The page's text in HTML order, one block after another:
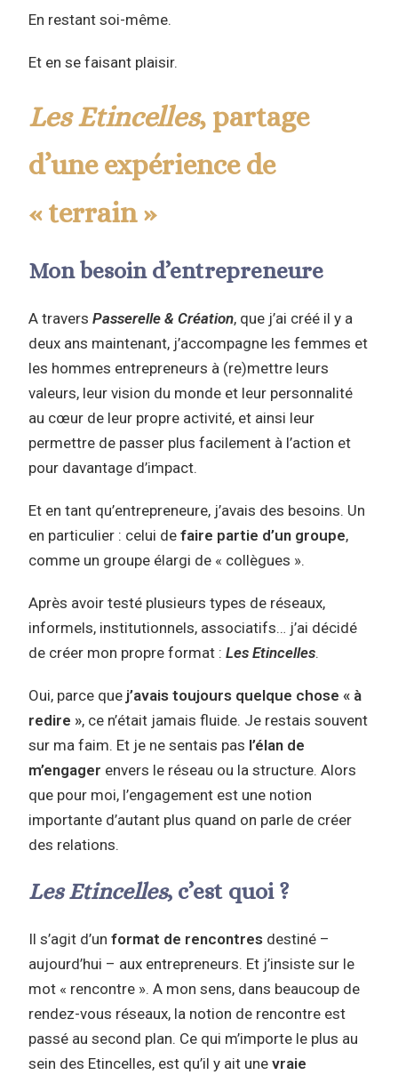
En restant soi-même.
Et en se faisant plaisir.
Les Etincelles, partage
d’une expérience de
« terrain »
Mon besoin d’entrepreneure
A traversPasserelle & Création, que j’ai créé il y a
deux ans maintenant, j’accompagne les femmes et
les hommes entrepreneurs à (re)mettre leurs
valeurs, leur vision du monde et leur personnalité
au cœur de leur propre activité, et ainsi leur
permettre de passer plus facilement à l’action et
pour davantage d’impact.
Et en tant qu’entrepreneure, j’avais des besoins. Un
en particulier : celui defaire partie d’un groupe,
comme un groupe élargi de « collègues ».
Après avoir testé plusieurs types de réseaux,
informels, institutionnels, associatifs… j’ai décidé
de créer mon propre format :Les Etincelles.
Oui, parce que j’avais toujours quelque chose « à
redire », ce n’était jamais fluide. Je restais souvent
sur ma faim. Et je ne sentais pas l’élan de
m’engager envers le réseau ou la structure. Alors
que pour moi, l’engagement est une notion
importante d’autant plus quand on parle de créer
des relations.
Les Etincelles, c’est quoi ?
Il s’agit d’unformat de rencontres destiné –
aujourd’hui – aux entrepreneurs. Et j’insiste sur le
mot « rencontre ». A mon sens, dans beaucoup de
rendez-vous réseaux, la notion de rencontre est
passé au second plan. Ce qui m’importe le plus au
sein des Etincelles, est qu’il y ait unevraie